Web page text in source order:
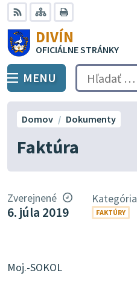
Preskočiť
na
obsah
RSS Mapa
DIVÍN
OFICIÁLNE STRÁNKY
PREPNÚŤ
MENU Hľadať:
Faktúra
Domov Dokumenty
Zverejnené
6. júla 2019
Kategória
FAKTÚRY
Moj.-SOKOL